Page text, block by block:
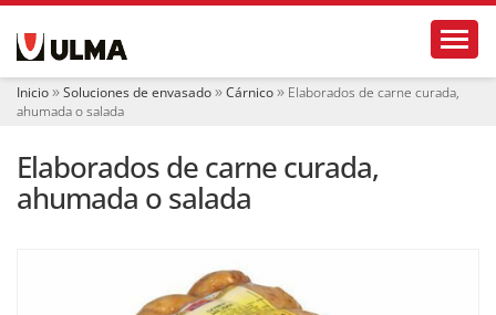
e Inicio Soluciones de envasado Cárnico
Elaborados de carne curada,
ahumada o salada
Elaborados de carne curada,
ahumada o salada